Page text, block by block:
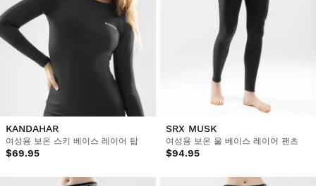
KANDAHAR
여성용 보온 스키 베이스 레이어 탑
$69.95
SRX MUSK
여성용 보온 울 베이스 레이어 팬츠
$94.95